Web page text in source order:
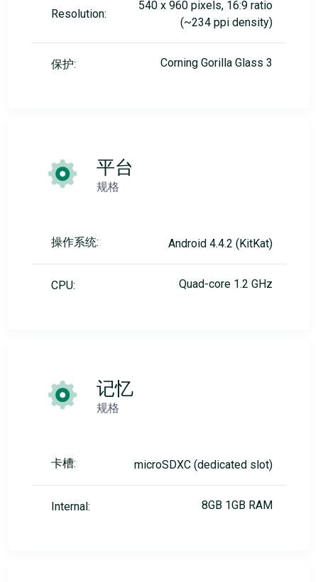
Resolution:
540 x 960 pixels, 16:9 ratio
(~234 ppi density)
保护: Corning Gorilla Glass 3
平台
规格
操作系统: Android 4.4.2 (KitKat)
CPU: Quad-core 1.2 GHz
记忆
规格
卡槽: microSDXC (dedicated slot)
Internal: 8GB 1GB RAM